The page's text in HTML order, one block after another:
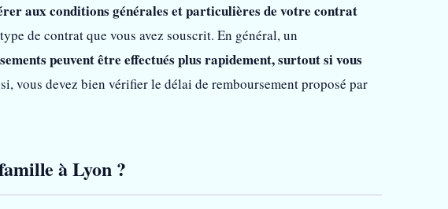
aux conditions générales et particulières de votre contrat
de contrat que vous avez souscrit. En général, un
peuvent être effectués plus rapidement, surtout si vous
vous devez bien vérifier le délai de remboursement proposé par
à Lyon ?